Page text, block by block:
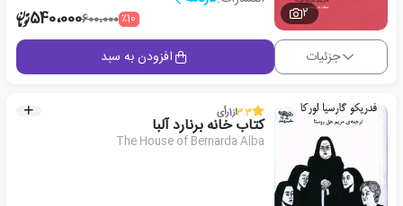
2 ٪10600،000540،000
جزئیات افزودن به سبد
3.3از1رأی
کتاب خانه برنارد آلبا
The House of Bernarda Alba